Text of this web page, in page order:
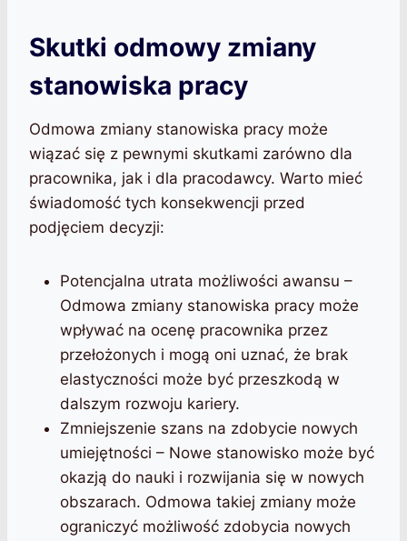
Skutki odmowy zmiany
stanowiska pracy
Odmowa zmiany stanowiska pracy może
wiązać się z pewnymi skutkami zarówno dla
pracownika, jak i dla pracodawcy. Warto mieć
świadomość tych konsekwencji przed
podjęciem decyzji:
Potencjalna utrata możliwości awansu –
Odmowa zmiany stanowiska pracy może
wpływać na ocenę pracownika przez
przełożonych i mogą oni uznać, że brak
elastyczności może być przeszkodą w
dalszym rozwoju kariery.
Zmniejszenie szans na zdobycie nowych
umiejętności – Nowe stanowisko może być
okazją do nauki i rozwijania się w nowych
obszarach. Odmowa takiej zmiany może
ograniczyć możliwość zdobycia nowych